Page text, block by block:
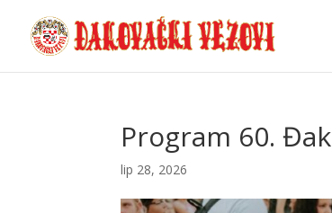
Program 60.
lip 28, 2026